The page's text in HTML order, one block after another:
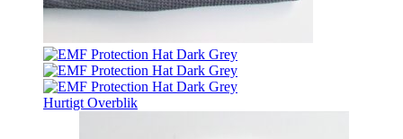
Hurtigt Overblik